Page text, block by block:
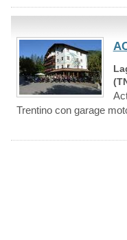
Trentino con garage